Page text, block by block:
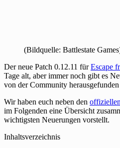
(Bildquelle: Battlestate
Der neue Patch 0.12.11 fürEscape
Tage alt, aber immer noch gibt es
von der Community
Wir haben euch neben den
im Folgenden eine Übersicht
wichtigsten Neuerungen vorstellt.
Inhaltsverzeichnis